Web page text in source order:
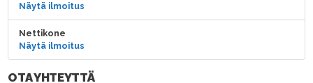
Näytä ilmoitus
Nettikone
Näytä ilmoitus
OTA YHTEYTTÄ